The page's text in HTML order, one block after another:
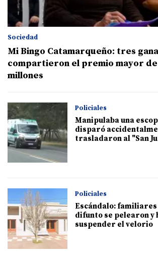
Sociedad
Mi Bingo Catamarqueño: tres
compartieron el premio mayor de
millones
Policiales
Manipulaba una
disparó
trasladaron al "San
Policiales
Escándalo: familiares
difunto se pelearon y
suspender el velorio